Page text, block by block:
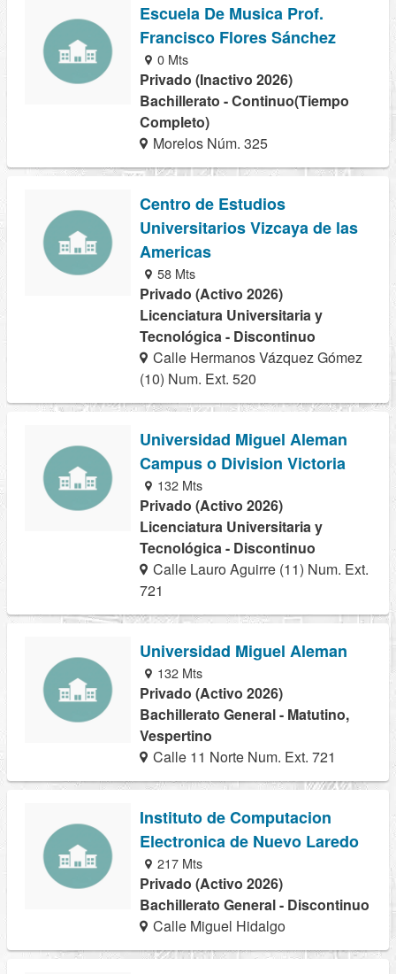
Escuela De Musica Prof.
Francisco Flores Sánchez
0 Mts
Privado (Inactivo 2026)
Bachillerato - Continuo(Tiempo
Completo)
Morelos Núm. 325
Centro de Estudios
Universitarios Vizcaya de las
Americas
58 Mts
Privado (Activo 2026)
Licenciatura Universitaria y
Tecnológica - Discontinuo
Calle Hermanos Vázquez Gómez
(10) Num. Ext. 520
Universidad Miguel Aleman
Campus o Division Victoria
132 Mts
Privado (Activo 2026)
Licenciatura Universitaria y
Tecnológica - Discontinuo
Calle Lauro Aguirre (11) Num. Ext.
721
Universidad Miguel Aleman
132 Mts
Privado (Activo 2026)
Bachillerato General - Matutino,
Vespertino
Calle 11 Norte Num. Ext. 721
Instituto de Computacion
Electronica de Nuevo Laredo
217 Mts
Privado (Activo 2026)
Bachillerato General - Discontinuo
Calle Miguel Hidalgo